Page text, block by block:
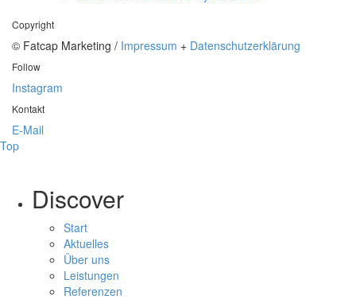
Copyright
© Fatcap Marketing / Impressum + Datenschutzerklärung
Follow
Instagram
Kontakt
E-Mail
Top
Discover
Start
Aktuelles
Über uns
Leistungen
Referenzen